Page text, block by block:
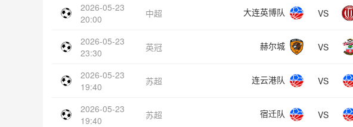
2026-05-23
20:00
中超 大连英博队 VS
2026-05-23
23:30
英冠 赫尔城 VS
2026-05-23
19:40
苏超 连云港队 VS
2026-05-23
19:40
苏超 宿迁队 VS